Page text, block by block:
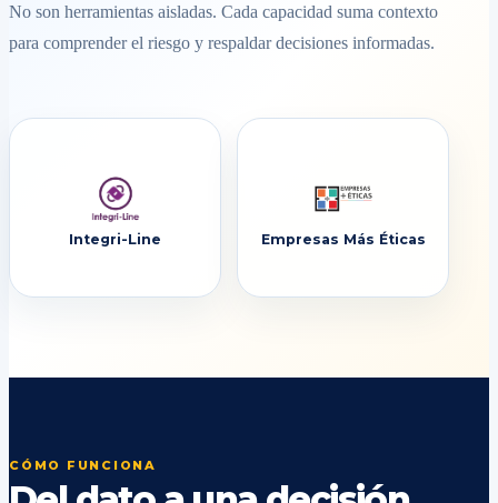
No son herramientas aisladas. Cada capacidad suma contexto
para comprender el riesgo y respaldar decisiones informadas.
Integri-Line Empresas Más Éticas
CÓMO FUNCIONA